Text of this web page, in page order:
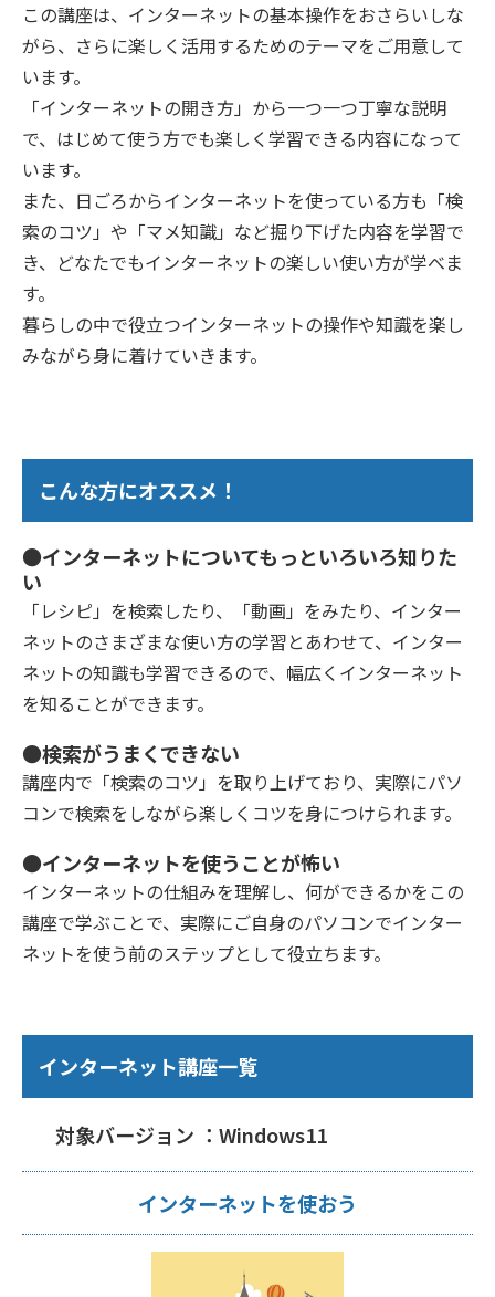
この講座は、インターネットの基本操作をおさらいしな
がら、さらに楽しく活用するためのテーマをご用意して
います。
「インターネットの開き方」から一つ一つ丁寧な説明
で、はじめて使う方でも楽しく学習できる内容になって
います。
また、日ごろからインターネットを使っている方も「検
索のコツ」や「マメ知識」など掘り下げた内容を学習で
き、どなたでもインターネットの楽しい使い方が学べま
す。
暮らしの中で役立つインターネットの操作や知識を楽し
みながら身に着けていきます。
こんな方にオススメ！
●インターネットについてもっといろいろ知りた
い
「レシピ」を検索したり、「動画」をみたり、インター
ネットのさまざまな使い方の学習とあわせて、インター
ネットの知識も学習できるので、幅広くインターネット
を知ることができます。
●検索がうまくできない
講座内で「検索のコツ」を取り上げており、実際にパソ
コンで検索をしながら楽しくコツを身につけられます。
●インターネットを使うことが怖い
インターネットの仕組みを理解し、何ができるかをこの
講座で学ぶことで、実際にご自身のパソコンでインター
ネットを使う前のステップとして役立ちます。
インターネット講座一覧
対象バージョン ：Windows11
インターネットを使おう